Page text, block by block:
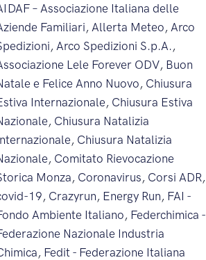
– Associazione Italiana delle
Familiari, Allerta Meteo, Arco
, Arco Spedizioni S.p.A.,
Lele Forever ODV, Buon
e Felice Anno Nuovo, Chiusura
Internazionale, Chiusura Estiva
, Chiusura Natalizia
, Chiusura Natalizia
, Comitato Rievocazione
Monza, Coronavirus, Corsi ADR,
19, Crazyrun, Energy Run, FAI -
Ambiente Italiano, Federchimica -
Nazionale Industria
, Fedit - Federazione Italiana